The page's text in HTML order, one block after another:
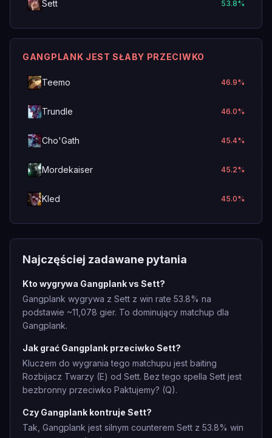
Sett 53.8%
GANGPLANK JEST SŁABY PRZECIWKO
Teemo 46.9%
Trundle 46.0%
Cho'Gath 45.4%
Mordekaiser 45.2%
Kled 45.0%
Najczęściej zadawane pytania
Kto wygrywa Gangplank vs Sett?
Gangplank wygrywa z Sett z win rate 53.8% na
podstawie ~11,078 gier. To dominujący matchup dla
Gangplank.
Jak grać Gangplank przeciwko Sett?
Kluczem do wygrania tego matchupu jest baiting
Rozbijacz Twarzy (E) od Sett. Bez tego spella Sett jest
bezbronny przeciwko Paktujemy? (Q).
Czy Gangplank kontruje Sett?
Tak, Gangplank jest silnym counterem Sett z 53.8% win